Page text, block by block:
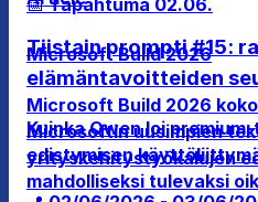
Tiistain prompti #15:
elämäntavoitteiden
Kuinka Qwen loi
edistymisen
mahdolliseksi tulevaksi
📅 Tapahtuma 02.06.
Microsoft Build 2026
Microsoft Build 2026
Microsoftin uusimpien
yrityskehitystyökalujen